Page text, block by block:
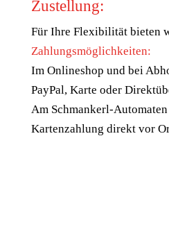
Zustellung:
Für Ihre Flexibilität bieten
Zahlungsmöglichkeiten:
Im Onlineshop und bei
PayPal, Karte oder
Am Schmankerl-
Kartenzahlung direkt vor